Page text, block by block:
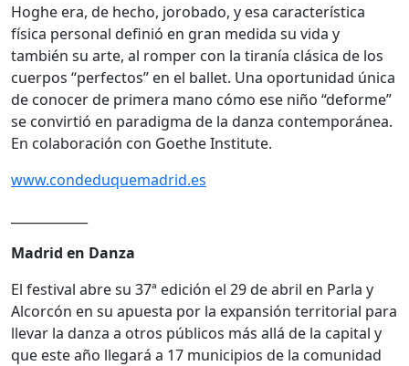
Hoghe era, de hecho, jorobado, y esa característica
física personal definió en gran medida su vida y
también su arte, al romper con la tiranía clásica de los
cuerpos “perfectos” en el ballet. Una oportunidad única
de conocer de primera mano cómo ese niño “deforme”
se convirtió en paradigma de la danza contemporánea.
En colaboración con Goethe Institute.
www.condeduquemadrid.es
Madrid en Danza
El festival abre su 37ª edición el 29 de abril en Parla y
Alcorcón en su apuesta por la expansión territorial para
llevar la danza a otros públicos más allá de la capital y
que este año llegará a 17 municipios de la comunidad